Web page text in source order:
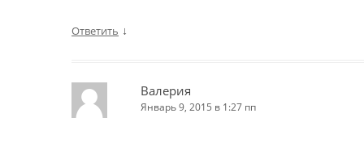
Ответить ↓
Валерия
Январь 9, 2015 в 1:27 пп